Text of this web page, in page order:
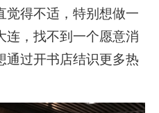
觉得不适，特别想做一
连，找不到一个愿意消
通过开书店结识更多热